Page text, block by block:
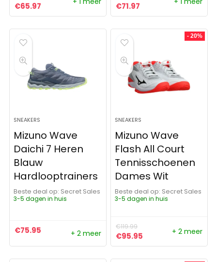
Oorspronkelijke prijs was: €109.95.
€65.97 Huidige prijs is: €65.97.Oorspronkelijke prijs was:
€71.97 Huidige prijs is:
SNEAKERS
Mizuno Wave
Daichi 7 Heren
Blauw
Hardlooptrainers
Beste deal op:
Secret Sales
3-5 dagen in huis
€75.95 + 2 meer
- 20%
SNEAKERS
Mizuno Wave
Flash All Court
Tennisschoenen
Dames Wit
Beste deal op:
Secret Sales
3-5 dagen in huis
€119.99
Oorspronkelijke prijs was:
€95.95 Huidige prijs is:
+ 2 meer